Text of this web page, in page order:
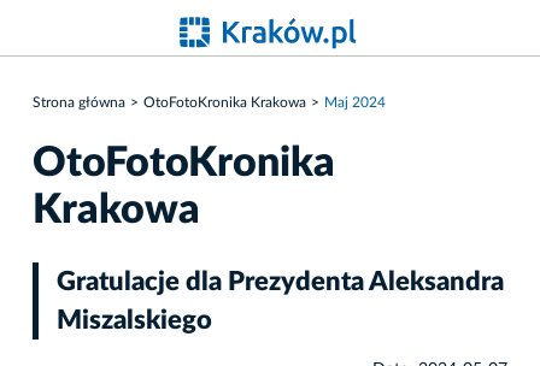
Strona główna OtoFotoKronika Krakowa Maj 2024
OtoFotoKronika
Krakowa
Gratulacje dla Prezydenta Aleksandra
Miszalskiego